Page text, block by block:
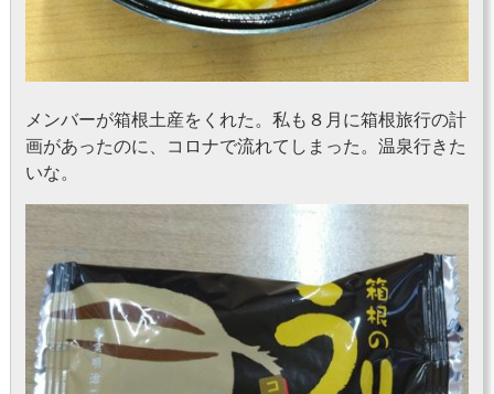
メンバーが箱根土産をくれた。私も８月に箱根旅行の計
画があったのに、コロナで流れてしまった。温泉行きた
いな。